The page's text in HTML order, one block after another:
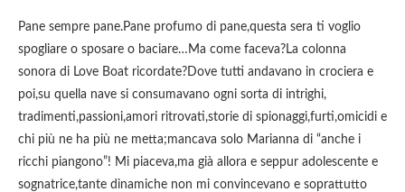
Pane sempre pane.Pane profumo di pane,questa sera ti voglio
spogliare o sposare o baciare…Ma come faceva?La colonna
sonora di Love Boat ricordate?Dove tutti andavano in crociera e
poi,su quella nave si consumavano ogni sorta di intrighi,
tradimenti,passioni,amori ritrovati,storie di spionaggi,furti,omicidi e
chi più ne ha più ne metta;mancava solo Marianna di “anche i
ricchi piangono”! Mi piaceva,ma già allora e seppur adolescente e
sognatrice,tante dinamiche non mi convincevano e soprattutto